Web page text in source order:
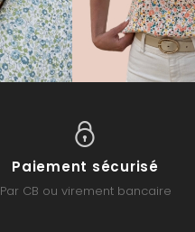
Paiement sécurisé
Par CB ou virement bancaire